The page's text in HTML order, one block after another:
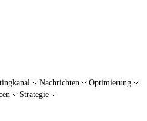
Nachrichten
Optimierung
Strategie